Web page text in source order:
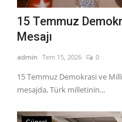
15 Temmuz
Mesajı
admin Tem 15, 2026 0
15 Temmuz Demokrasi ve
mesajda, Türk milletinin...